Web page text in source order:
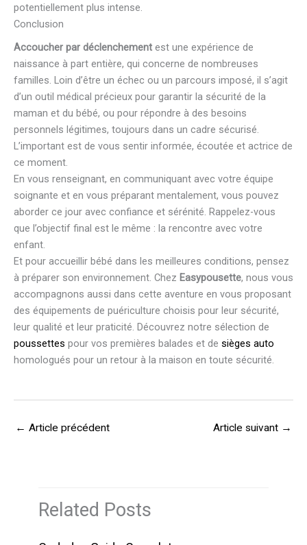
potentiellement plus intense.
Conclusion
Accoucher par déclenchement est une expérience de
naissance à part entière, qui concerne de nombreuses
familles. Loin d’être un échec ou un parcours imposé, il s’agit
d’un outil médical précieux pour garantir la sécurité de la
maman et du bébé, ou pour répondre à des besoins
personnels légitimes, toujours dans un cadre sécurisé.
L’important est de vous sentir informée, écoutée et actrice de
ce moment.
En vous renseignant, en communiquant avec votre équipe
soignante et en vous préparant mentalement, vous pouvez
aborder ce jour avec confiance et sérénité. Rappelez-vous
que l’objectif final est le même : la rencontre avec votre
enfant.
Et pour accueillir bébé dans les meilleures conditions, pensez
à préparer son environnement. Chez Easypousette, nous vous
accompagnons aussi dans cette aventure en vous proposant
des équipements de puériculture choisis pour leur sécurité,
leur qualité et leur praticité. Découvrez notre sélection de
poussettes pour vos premières balades et de sièges auto
homologués pour un retour à la maison en toute sécurité.
← Article précédent Article suivant →
Related Posts